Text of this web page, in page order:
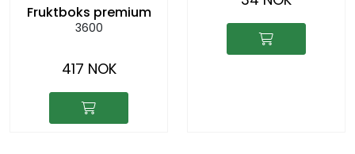
Fruktboks premium
3600
417 NOK